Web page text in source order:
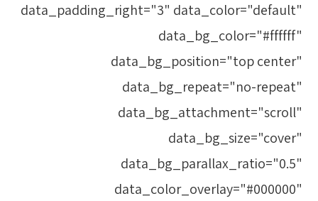
data_padding_right="3" data_color="default"
data_bg_color="#ffffff"
data_bg_position="top center"
data_bg_repeat="no-repeat"
data_bg_attachment="scroll"
data_bg_size="cover"
data_bg_parallax_ratio="0.5"
data_color_overlay="#000000"